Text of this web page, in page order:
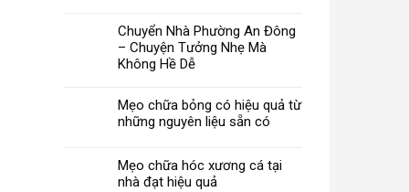
Chuyển Nhà Phường An Đông
– Chuyện Tưởng Nhẹ Mà
Không Hề Dễ
Mẹo chữa bỏng có hiệu quả từ
những nguyên liệu sẵn có
Mẹo chữa hóc xương cá tại
nhà đạt hiệu quả